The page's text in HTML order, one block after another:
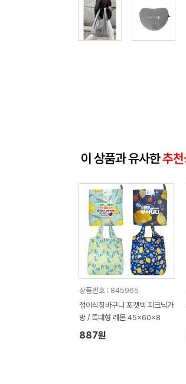
이 상품과 유사한추
상품번호 : 845965
접이식장바구니 포켓백 피크닉가
방 / 특대형 레몬 45x60x8
887원